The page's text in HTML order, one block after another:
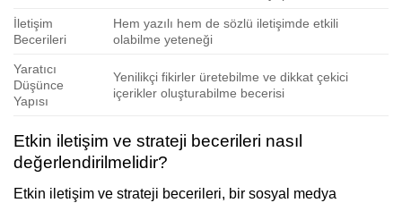
İletişim
Becerileri
Hem yazılı hem de sözlü iletişimde etkili
olabilme yeteneği
Yaratıcı
Düşünce
Yapısı
Yenilikçi fikirler üretebilme ve dikkat çekici
içerikler oluşturabilme becerisi
Etkin iletişim ve strateji becerileri nasıl
değerlendirilmelidir?
Etkin iletişim ve strateji becerileri, bir sosyal medya